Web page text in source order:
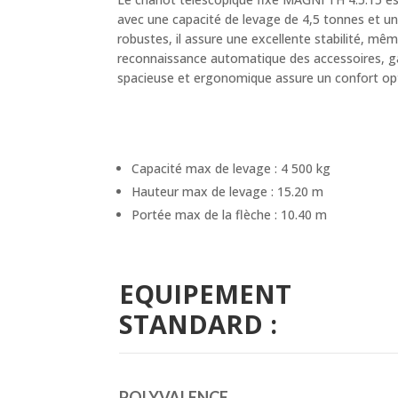
avec une capacité de levage de 4,5 tonnes et
robustes, il assure une excellente stabilité,
reconnaissance automatique des accessoires,
spacieuse et ergonomique assure un confort
Capacité max de levage : 4 500 kg
Hauteur max de levage : 15.20 m
Portée max de la flèche : 10.40 m
EQUIPEMENT
STANDARD :